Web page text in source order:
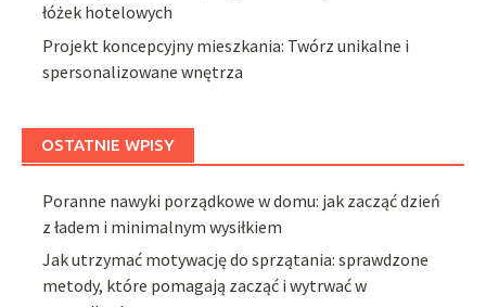
łóżek hotelowych
Projekt koncepcyjny mieszkania: Twórz unikalne i
spersonalizowane wnętrza
OSTATNIE WPISY
Poranne nawyki porządkowe w domu: jak zacząć dzień
z ładem i minimalnym wysiłkiem
Jak utrzymać motywację do sprzątania: sprawdzone
metody, które pomagają zacząć i wytrwać w